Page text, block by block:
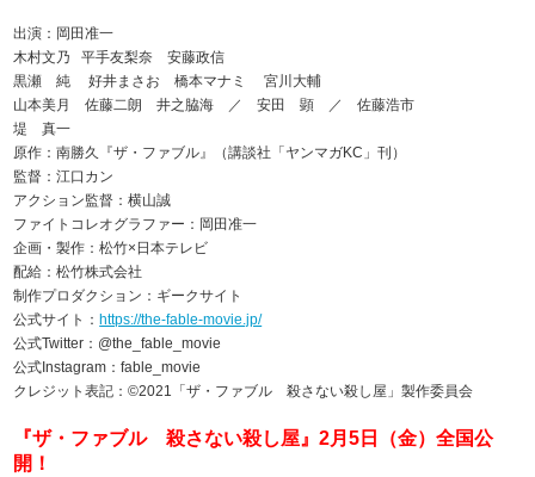
出演：岡田准一
木村文乃 平手友梨奈 安藤政信
黒瀬 純 好井まさお 橋本マナミ 宮川大輔
山本美月 佐藤二朗 井之脇海 ／ 安田 顕 ／ 佐藤浩市
堤 真一
原作：南勝久『ザ・ファブル』（講談社「ヤンマガKC」刊）
監督：江口カン
アクション監督：横山誠
ファイトコレオグラファー：岡田准一
企画・製作：松竹×日本テレビ
配給：松竹株式会社
制作プロダクション：ギークサイト
公式サイト： https://the-fable-movie.jp/
公式Twitter：@the_fable_movie
公式Instagram：fable_movie
クレジット表記：©2021「ザ・ファブル 殺さない殺し屋」製作委員会
『ザ・ファブル 殺さない殺し屋』2月5日（金）全国公
開！